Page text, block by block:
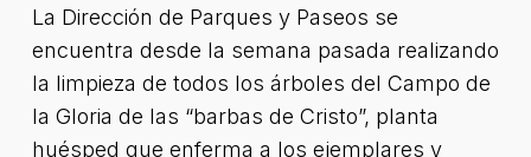
La Dirección de Parques y Paseos se
encuentra desde la semana pasada realizando
la limpieza de todos los árboles del Campo de
la Gloria de las “barbas de Cristo”, planta
huésped que enferma a los ejemplares y